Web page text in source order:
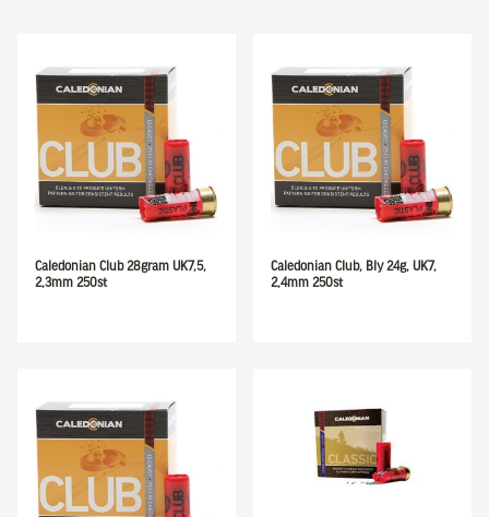
Caledonian Club 28gram UK7,5,
2,3mm 250st
Caledonian Club, Bly 24g, UK7,
2,4mm 250st